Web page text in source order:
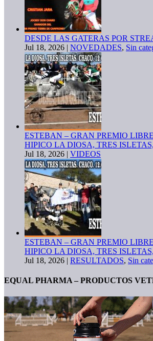
DESDE LAS GATERAS POR
Jul 18, 2026 | NOVEDADES, Sin
ESTEBAN – GRAN PREMIO
HIPICO LA DIOSA, TRES
Jul 18, 2026 | VIDEOS
ESTEBAN – GRAN PREMIO
HIPICO LA DIOSA, TRES
Jul 18, 2026 | RESULTADOS, Sin
EQUAL PHARMA – PRODUCTOS